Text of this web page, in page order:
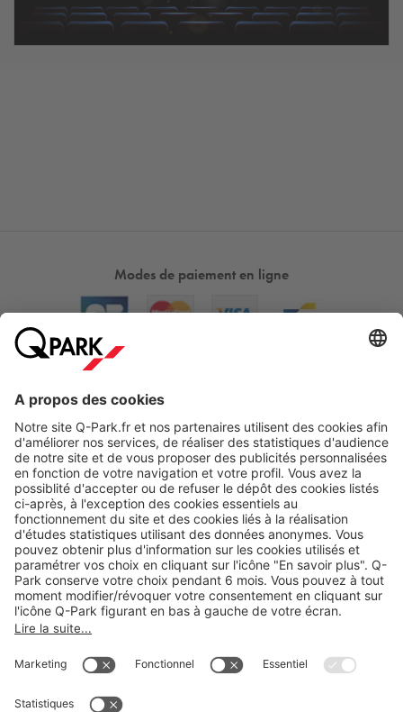
Modes de paiement en ligne
Nos produits
Nos services